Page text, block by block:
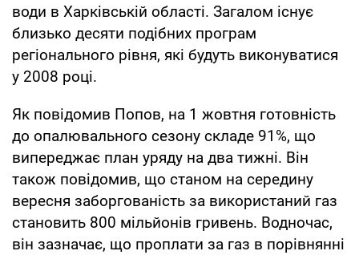
води в Харківській області. Загалом існує
близько десяти подібних програм
регіонального рівня, які будуть виконуватися
у 2008 році.
Як повідомив Попов, на 1 жовтня готовність
до опалювального сезону складе 91%, що
випереджає план уряду на два тижні. Він
також повідомив, що станом на середину
вересня заборгованість за використаний газ
становить 800 мільйонів гривень. Водночас,
він зазначає, що проплати за газ в порівнянні